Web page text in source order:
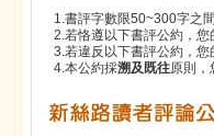
1.書評字數限50~300字之間
2.若恪遵以下書評公約，您
3.若違反以下書評公約，您
4.本公約採溯及既往原則，